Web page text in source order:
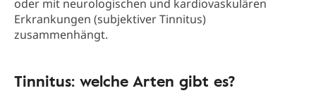
oder mit neurologischen und kardiovaskulären
Erkrankungen (subjektiver Tinnitus)
zusammenhängt.
Tinnitus: welche Arten gibt es?